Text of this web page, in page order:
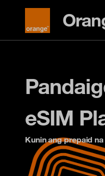
eSIM
Kunin ang prepaid